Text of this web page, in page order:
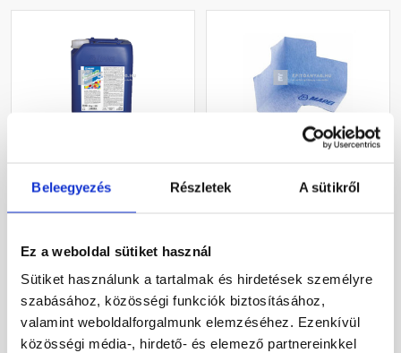
Beleegyezés Részletek A sütikről
Ez a weboldal sütiket használ
Sütiket használunk a tartalmak és hirdetések személyre
szabásához, közösségi funkciók biztosításához,
valamint weboldalforgalmunk elemzéséhez. Ezenkívül
közösségi média-, hirdető- és elemező partnereinkkel
Foundation kenhető
vízszigetelő B komponens
2 420 Ft / kg
belső sarokelem